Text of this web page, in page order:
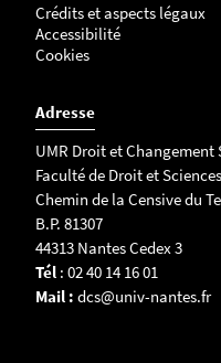
Crédits et aspects légaux
Accessibilité
Cookies
Adresse
UMR Droit et Changement
Faculté de Droit et
Chemin de la Censive du
B.P. 81307
44313 Nantes Cedex 3
Tél : 02 40 14 16 01
Mail : dcs@univ-nantes.fr